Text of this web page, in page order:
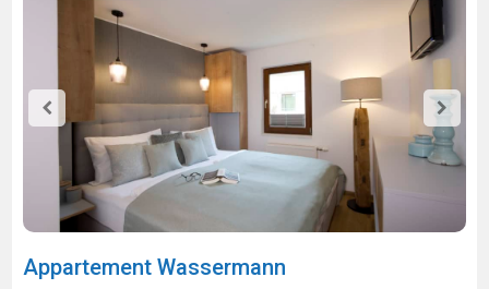
Appartement Wassermann